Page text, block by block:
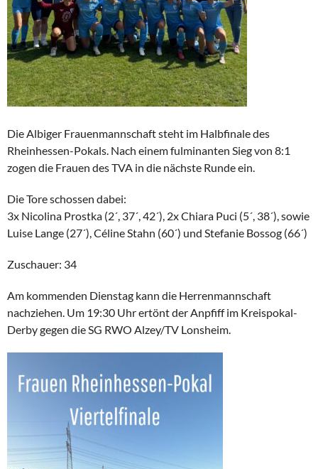
Die Albiger Frauenmannschaft steht im Halbfinale des
Rheinhessen-Pokals. Nach einem fulminanten Sieg von 8:1
zogen die Frauen des TVA in die nächste Runde ein.
Die Tore schossen dabei:
3x Nicolina Prostka (2´, 37´, 42´), 2x Chiara Puci (5´, 38´), sowie
Luise Lange (27´), Céline Stahn (60´) und Stefanie Bossog (66´)
Zuschauer: 34
Am kommenden Dienstag kann die Herrenmannschaft
nachziehen. Um 19:30 Uhr ertönt der Anpfiff im Kreispokal-
Derby gegen die SG RWO Alzey/TV Lonsheim.